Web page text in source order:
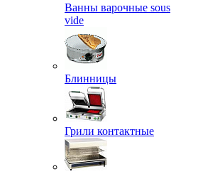
Ванны варочные sous
vide
Блинницы
Грили контактные